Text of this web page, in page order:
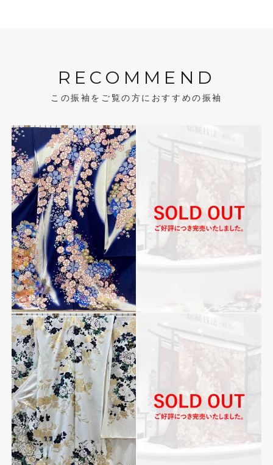
RECOMMEND
この振袖をご覧の方におすすめの振袖